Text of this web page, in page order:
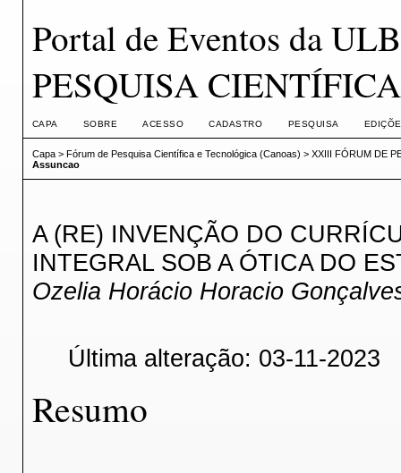
Portal de Eventos da
PESQUISA
CAPA SOBRE ACESSO CADASTRO PESQUISA
Capa> Fórum de Pesquisa Científica e Tecnológica (Canoas) > XXIII FÓRUM DE
Assuncao
A (RE) INVENÇÃO DO
INTEGRAL SOB A ÓTICA DO
Ozelia Horácio Horacio
Última alteração: 03-11-2023
Resumo